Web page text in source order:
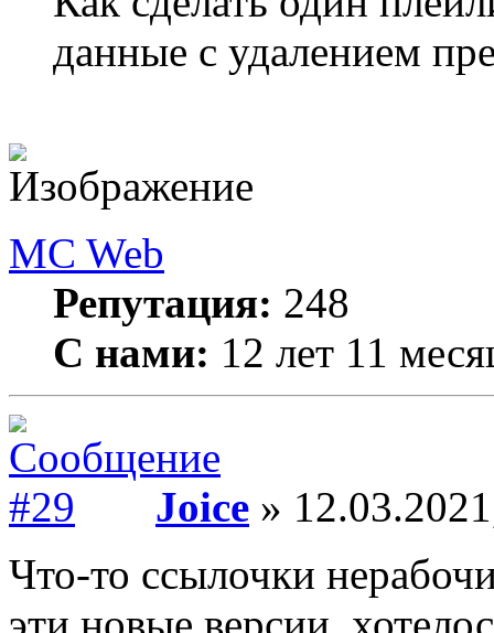
данные с удалением
MC Web
Репутация: 248
С нами: 12 лет 11
Joice »
Что-то ссылочки